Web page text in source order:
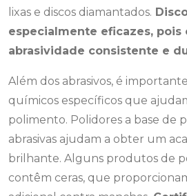
lixas e discos diamantados.
especialmente eficazes, pois
abrasividade consistente e
Além dos abrasivos, é
químicos específicos que
polimento. Polidores a base de
abrasivas ajudam a obter um
brilhante. Alguns produtos de
contêm ceras, que